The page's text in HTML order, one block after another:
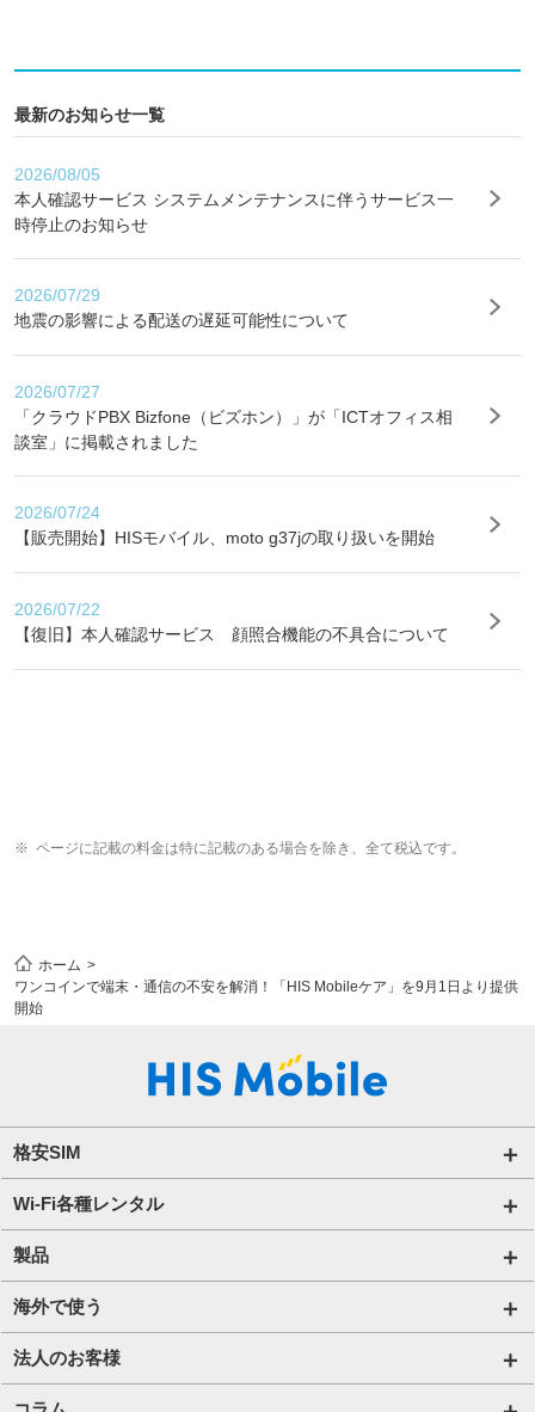
最新のお知らせ一覧
2026/08/05
本人確認サービス システムメンテナンスに伴うサービス一
時停止のお知らせ
2026/07/29
地震の影響による配送の遅延可能性について
2026/07/27
「クラウドPBX Bizfone（ビズホン）」が「ICTオフィス相
談室」に掲載されました
2026/07/24
【販売開始】HISモバイル、moto g37jの取り扱いを開始
2026/07/22
【復旧】本人確認サービス 顔照合機能の不具合について
ページに記載の料金は特に記載のある場合を除き、全て税込です。
ホーム
ワンコインで端末・通信の不安を解消！「HIS Mobileケア」を9月1日より提供
開始
格安SIM
国内通信SIM一覧
自由自在2.0プラン
ビタッ！プラン
販売終了したプラン
Wi-Fi各種レンタル
法人のお客様トップページ
海外短期レンタル HIS Wi-Fi
国内外長期レンタル HIS Wi-Fi PLUS+
製品
オンラインショップ
HIS Mobileケア
海外で使う
海外通信一覧
海外短期レンタル HIS Wi-Fi
法人のお客様
サービス一覧【法人】